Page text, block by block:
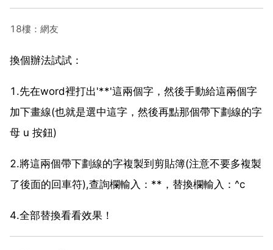
18樓：網友
換個辦法試試：
1.先在word裡打出'**'這兩個字，然後手動給這兩個字
加下畫線(也就是選中這字，然後再點那個帶下劃線的字
母 u 按鈕)
2.將這兩個帶下劃線的字複製到剪貼簿(注意不要多複製
了後面的回車符),查詢欄輸入：**，替換欄輸入：^c
4.全部替換看看效果！